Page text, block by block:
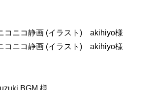
コニコ静画 (イラスト) akihiyo様
コニコ静画 (イラスト) akihiyo様
BGM 様